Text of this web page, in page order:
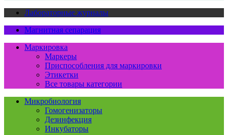
Лабораторные журналы
Магнитная сепарация
Маркировка
Маркеры
Приспособления для маркировки
Этикетки
Все товары категории
Микробиология
Гомогенизаторы
Дезинфекция
Инкубаторы